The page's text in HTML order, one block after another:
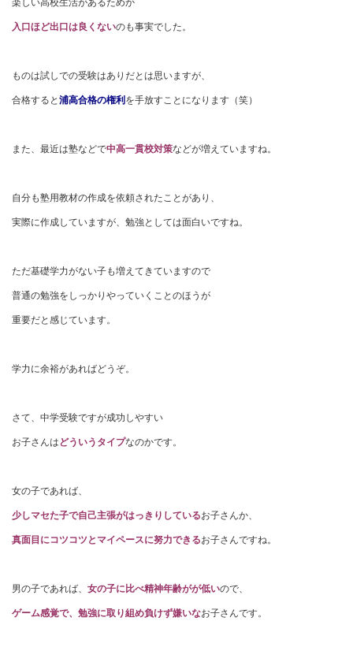
楽しい高校生活があるためか
入口ほど出口は良くないのも事実でした。
ものは試しでの受験はありだとは思いますが、
合格すると 浦高合格の権利 を手放すことになります（笑）
また、最近は塾などで中高一貫校対策などが増えていますね。
自分も塾用教材の作成を依頼されたことがあり、
実際に作成していますが、勉強としては面白いですね。
ただ基礎学力がない子も増えてきていますので
普通の勉強をしっかりやっていくことのほうが
重要だと感じています。
学力に余裕があればどうぞ。
さて、中学受験ですが成功しやすい
お子さんは どういうタイプなのかです。
女の子であれば、
少しマセた子で自己主張がはっきりしているお子さんか、
真面目にコツコツとマイペースに努力できるお子さんですね。
男の子であれば、 女の子に比べ精神年齢がが低いので、
ゲーム感覚で、勉強に取り組め負けず嫌いなお子さんです。